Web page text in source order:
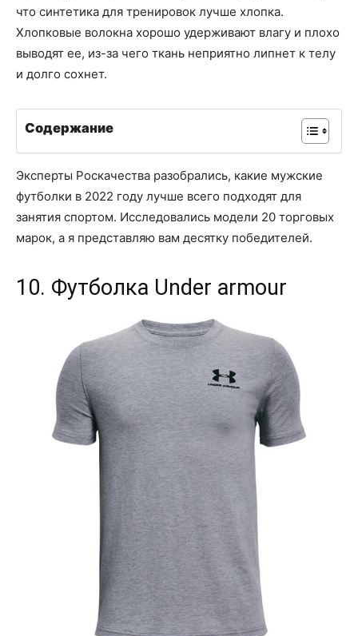
что синтетика для тренировок лучше хлопка.
Хлопковые волокна хорошо удерживают влагу и плохо
выводят ее, из-за чего ткань неприятно липнет к телу
и долго сохнет.
Содержание
Эксперты Роскачества разобрались, какие мужские
футболки в 2022 году лучше всего подходят для
занятия спортом. Исследовались модели 20 торговых
марок, а я представляю вам десятку победителей.
10. Футболка Under armour